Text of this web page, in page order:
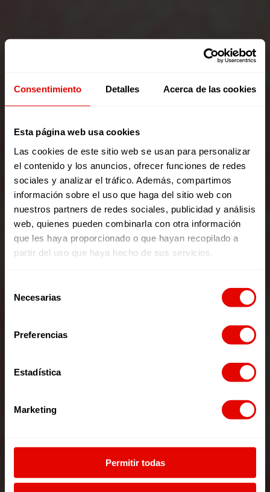
Consentimiento Detalles Acerca de las cookies
Esta página web usa cookies
Las cookies de este sitio web se usan para personalizar
el contenido y los anuncios, ofrecer funciones de redes
sociales y analizar el tráfico. Además, compartimos
información sobre el uso que haga del sitio web con
nuestros partners de redes sociales, publicidad y análisis
web, quienes pueden combinarla con otra información
que les haya proporcionado o que hayan recopilado a
partir del uso que haya hecho de sus servicios.
Necesarias
Preferencias
Estadística
Marketing
Permitir todas
Soy
Soy
Oportunidades.
Esperanza.
Soy
Futuro.